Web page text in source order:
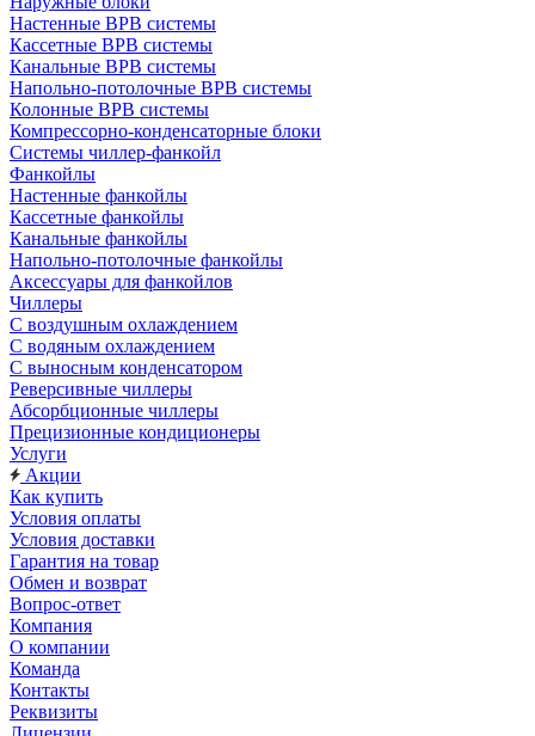
Настенные ВРВ системы
Кассетные ВРВ системы
Канальные ВРВ системы
Напольно-потолочные ВРВ системы
Колонные ВРВ системы
Компрессорно-конденсаторные блоки
Системы чиллер-фанкойл
Фанкойлы
Настенные фанкойлы
Кассетные фанкойлы
Канальные фанкойлы
Напольно-потолочные фанкойлы
Аксессуары для фанкойлов
Чиллеры
С воздушным охлаждением
С водяным охлаждением
С выносным конденсатором
Реверсивные чиллеры
Абсорбционные чиллеры
Прецизионные кондиционеры
Услуги
Акции
Как купить
Условия оплаты
Условия доставки
Гарантия на товар
Обмен и возврат
Вопрос-ответ
Компания
О компании
Команда
Контакты
Реквизиты